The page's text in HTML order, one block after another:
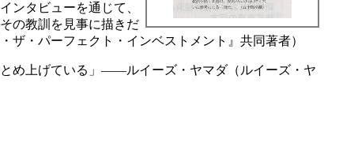
ンタビューを通じて、
の教訓を見事に描きだ
・パーフェクト・インベストメント』共同著者）
め上げている」――ルイーズ・ヤマダ（ルイーズ・ヤ